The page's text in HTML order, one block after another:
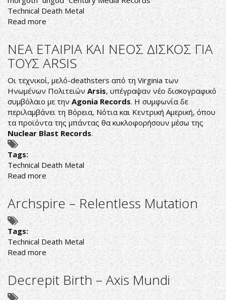
Technical Death Metal
Read more about
ΣΤΟΝ
ΠΑΓΟ
ΜΠΑΙΝΟΥΝ
ΟΙ
MORGOTH
ΝΕΑ ΕΤΑΙΡΙΑ ΚΑΙ ΝΕΟΣ ΔΙΣΚΟΣ ΓΙΑ
ΤΟΥΣ ARSIS
Οι τεχνικοί, μελό-deathsters από τη Virginia των
Ηνωμένων Πολιτειών Arsis, υπέγραψαν νέο δισκογραφικό
συμβόλαιο με τηνAgonia Records. Η συμφωνία δε
περιλαμβάνει τη Βόρεια, Νότια και Κεντρική Αμερική, όπου
τα προϊόντα της μπάντας θα κυκλοφορήσουν μέσω της
Nuclear Blast Records.
Tags:
Technical Death Metal
Read more about
ΝΕΑ
ΕΤΑΙΡΙΑ
ΚΑΙ
ΝΕΟΣ
ΔΙΣΚΟΣ
ΓΙΑ
ΤΟΥΣ
ARSIS
Archspire – Relentless Mutation
Tags:
Technical Death Metal
Read more about
Archspire
–
Relentless
Mutation
Decrepit Birth – Axis Mundi